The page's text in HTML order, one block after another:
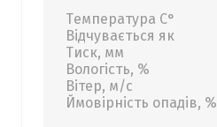
Температура С°
Відчувається як
Тиск, мм
Вологість, %
Вітер, м/с
Ймовірність опадів, %